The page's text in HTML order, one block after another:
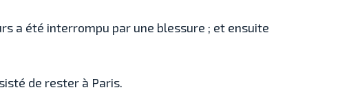
a été interrompu par une blessure ; et ensuite
de rester à Paris.